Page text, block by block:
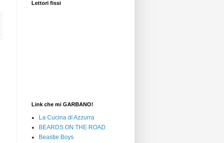
Lettori fissi
Link che mi GARBANO!
La Cucina di Azzurra
BEARDS ON THE ROAD
Beastie Boys